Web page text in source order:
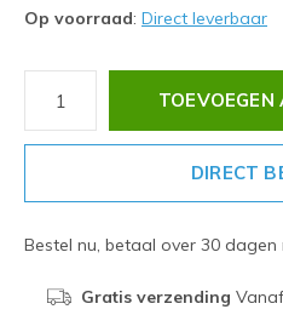
Op voorraad: Direct leverbaar
DIRECT
Bestel nu, betaal over 30 dagen
Gratis verzending